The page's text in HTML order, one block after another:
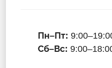
Пн–Пт:
Сб–Вс: